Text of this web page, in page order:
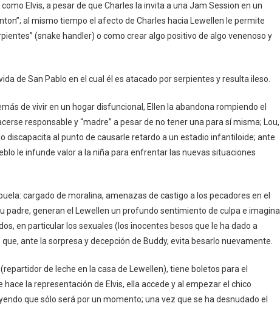
Elvis, a pesar de que Charles la invita a una Jam Session en un
al mismo tiempo el afecto de Charles hacia Lewellen le permite
(snake handler) o como crear algo positivo de algo venenoso y
de San Pablo en el cual él es atacado por serpientes y resulta ileso.
de vivir en un hogar disfuncional, Ellen la abandona rompiendo el
responsable y “madre” a pesar de no tener una para sí misma; Lou,
discapacita al punto de causarle retardo a un estadio infantiloide; ante
le infunde valor a la niña para enfrentar las nuevas situaciones
cargado de moralina, amenazas de castigo a los pecadores en el
padre, generan el Lewellen un profundo sentimiento de culpa e imagina
en particular los sexuales (los inocentes besos que le ha dado a
ante la sorpresa y decepción de Buddy, evita besarlo nuevamente.
de leche en la casa de Lewellen), tiene boletos para el
la representación de Elvis, ella accede y al empezar el chico
que sólo será por un momento; una vez que se ha desnudado el